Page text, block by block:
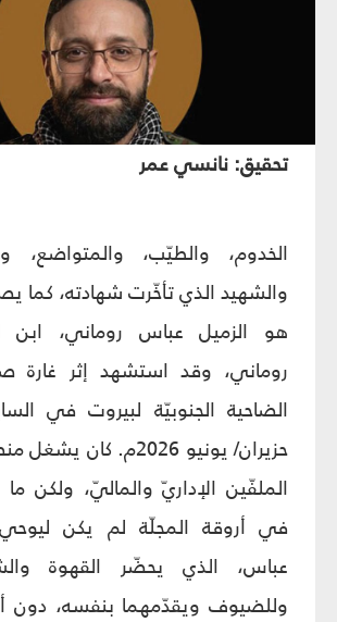
تحقيق: نانسي عمر
الخدوم، والطيّب، والمتواضع،
والشهيد الذي تأخّرت شهادته، كما
هو الزميل عباس روماني، ابن
روماني، وقد استشهد إثر غارة
الضاحية الجنوبيّة لبيروت في
حزيران/ يونيو 2026م.
الملفّين الإداريّ والماليّ، ولكن
في أروقة المجلّة لم يكن
عباس، الذي يحضّر القهوة
وللضيوف ويقدّمهما بنفسه، دون